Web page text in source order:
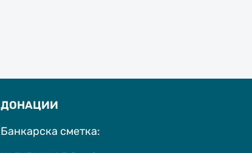
ДОНАЦИИ
Банкарска сметка: